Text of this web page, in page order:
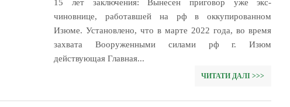
15 лет заключения: Вынесен приговор уже экс-
чиновнице, работавшей на рф в оккупированном
Изюме. Установлено, что в марте 2022 года, во время
захвата Вооруженными силами рф г. Изюм
действующая Главная...
ЧИТАТИ ДАЛІ >>>